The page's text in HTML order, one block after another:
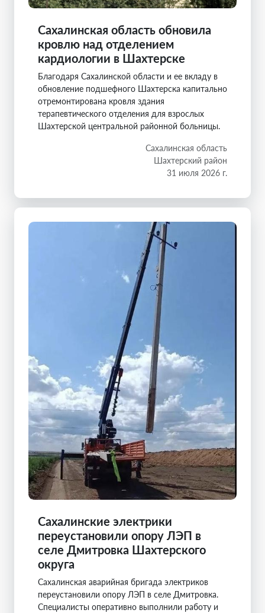
Сахалинская область обновила
кровлю над отделением
кардиологии в Шахтерске
Благодаря Сахалинской области и ее вкладу в
обновление подшефного Шахтерска капитально
отремонтирована кровля здания
терапевтического отделения для взрослых
Шахтерской центральной районной больницы.
Сахалинская область
Шахтерский район
31 июля 2026 г.
Сахалинские электрики
переустановили опору ЛЭП в
селе Дмитровка Шахтерского
округа
Сахалинская аварийная бригада электриков
переустановили опору ЛЭП в селе Дмитровка.
Специалисты оперативно выполнили работу и